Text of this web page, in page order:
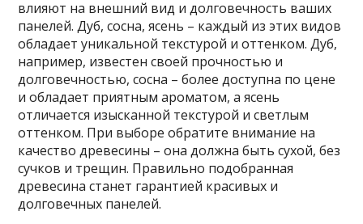
влияют на внешний вид и долговечность ваших
панелей. Дуб, сосна, ясень – каждый из этих видов
обладает уникальной текстурой и оттенком. Дуб,
например, известен своей прочностью и
долговечностью, сосна – более доступна по цене
и обладает приятным ароматом, а ясень
отличается изысканной текстурой и светлым
оттенком. При выборе обратите внимание на
качество древесины – она должна быть сухой, без
сучков и трещин. Правильно подобранная
древесина станет гарантией красивых и
долговечных панелей.